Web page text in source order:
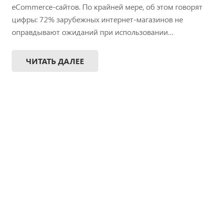
eCommerce-сайтов. По крайней мере, об этом говорят
цифры: 72% зарубежных интернет-магазинов не
оправдывают ожиданий при использовании…
ЧИТАТЬ ДАЛЕЕ